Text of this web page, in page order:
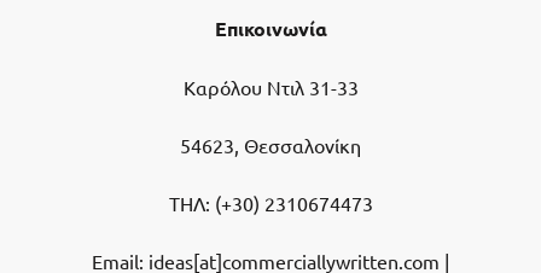
Επικοινωνία
Καρόλου Ντιλ 31-33
54623, Θεσσαλονίκη
ΤΗΛ: (+30) 2310674473
Email: ideas[at]commerciallywritten.com |